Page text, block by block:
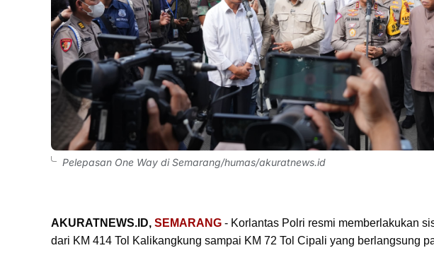
Pelepasan One Way di Semarang/humas/akuratnews.id
AKURATNEWS.ID, SEMARANG - Korlantas Polri resmi memberlakukan
dari KM 414 Tol Kalikangkung sampai KM 72 Tol Cipali yang berlangsung